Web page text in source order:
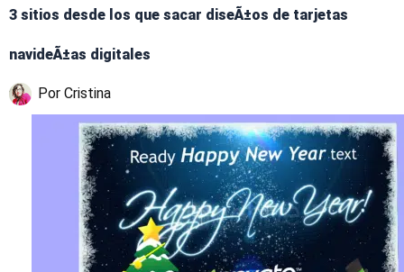
3 sitios desde los que sacar diseÃ±os de tarjetas
navideÃ±as digitales
Por Cristina